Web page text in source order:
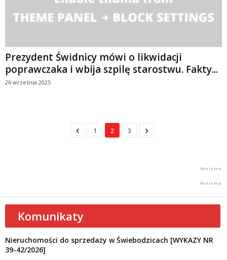
Prezydent Świdnicy mówi o likwidacji
poprawczaka i wbija szpilę starostwu. Fakty...
26 września 2025
1 2 3
Komunikaty
Nieruchomości do sprzedaży w Świebodzicach [WYKAZY NR
39-42/2026]